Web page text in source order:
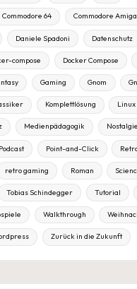
Commodore 64 Commodore Amiga
Daniele Spadoni Datenschutz
compose Docker Compose
Gaming Gnom
Komplettlösung
Medienpädagogik Nostalgie
Podcast Point-and-Click
retro gaming Roman
Tobias Schindegger Tutorial
Walkthrough
Zurück in die Zukunft